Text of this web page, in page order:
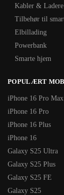
Kabler & Ladere
Tilbehør til
Elbillading
Powerbank
Smarte hjem
POPULÆRT
iPhone 16 Pro Max
iPhone 16 Pro
iPhone 16 Plus
iPhone 16
Galaxy S25 Ultra
Galaxy S25 Plus
Galaxy S25 FE
Galaxy S25